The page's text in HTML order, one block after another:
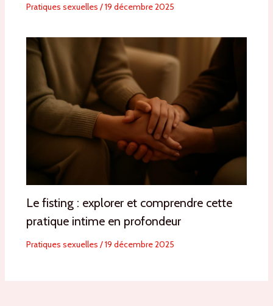
Pratiques sexuelles /19 décembre 2025
Le fisting : explorer et comprendre cette
pratique intime en profondeur
Pratiques sexuelles /19 décembre 2025